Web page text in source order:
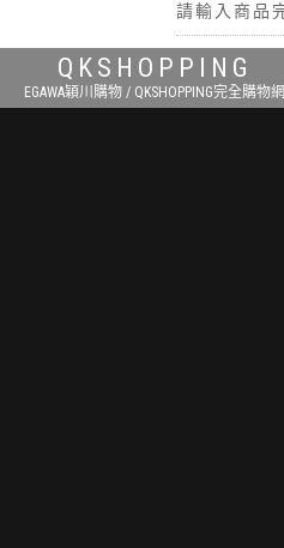
請輸入商品
QKSHOPPING
EGAWA穎川購物 / QKSHOPPING完全購物網